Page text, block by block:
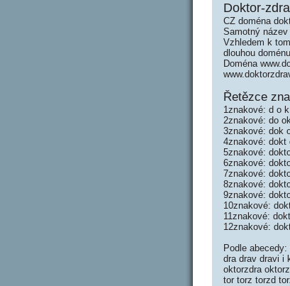
Doktor-
CZ doména
Samotný
Vzhledem k
dlouhou
Doména
Řetězce
1znakové: d o
2znakové: do
3znakové: dok
4znakové: dokt
5znakové:
6znakové:
7znakové:
8znakové:
9znakové:
10znakové:
11znakové:
12znakové:
Podle
dra drav dravi i
oktorzdra
tor torz torzd